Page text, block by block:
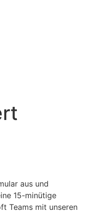
aus und
15-minütige
Teams mit unseren